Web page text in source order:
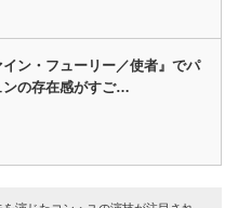
イン・フューリー／使者』でパ
ンの存在感がすご…